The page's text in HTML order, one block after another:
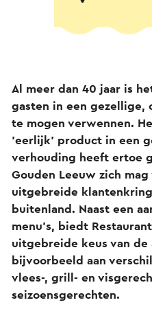
Al meer dan 40 jaar is
gasten in een gezellige,
te mogen verwennen.
'eerlijk' product in een
verhouding heeft ertoe
Gouden Leeuw zich
uitgebreide
buitenland. Naast een
menu’s, biedt
uitgebreide keus van de
bijvoorbeeld aan
vlees-, grill- en
seizoensgerechten.